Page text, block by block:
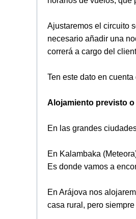
Ajustaremos el circuito
necesario añadir una
correrá a cargo del
Ten este dato en
Alojamiento previsto o
En las grandes
En Kalambaka
Es donde vamos a
En Arájova nos
casa rural, pero